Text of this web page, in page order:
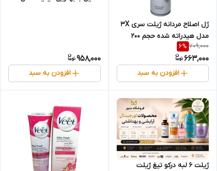
ژل اصلاح مردانه ژیلت سری 3X
مدل هیدراته شده حجم 200
میلی لیتر
709,000
6%
663,000
افزودن به سبد
958,000
افزودن به سبد
ژیلت 6 لبه درکو تیغ ژیلت